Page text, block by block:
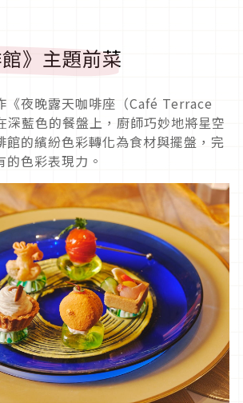
》主題前菜
《夜晚露天咖啡座（Café Terrace
藍色的餐盤上，廚師巧妙地將星空
館的繽紛色彩轉化為食材與擺盤，完
色彩表現力。